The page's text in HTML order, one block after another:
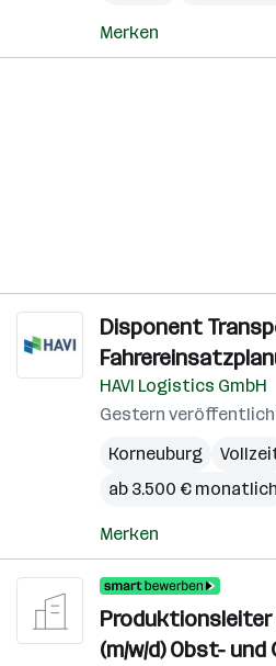
Merken
Disponent
HAVI Logistics GmbH
Gestern
Korneuburg
ab 3.500 € monatlich
Merken
(m/w/d) Obst- und